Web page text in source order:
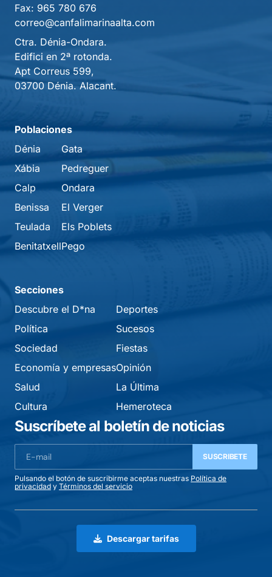
Fax: 965 780 676
correo@canfalimarinaalta.com
Ctra. Dénia-Ondara.
Edifici en 2ª rotonda.
Apt Correus 599,
03700 Dénia. Alacant.
Poblaciones
Dénia
Xábia
Calp
Benissa
Teulada
Benitatxell
Gata
Pedreguer
Ondara
El Verger
Els Poblets
Pego
Secciones
Descubre el D*na
Política
Sociedad
Economía y empresas
Salud
Cultura
Deportes
Sucesos
Fiestas
Opinión
La Última
Hemeroteca
Suscríbete al boletín de noticias
SUSCRIBETE
Pulsando el botón de suscribirme aceptas nuestras Política de
privacidad y Términos del servicio
Descargar tarifas